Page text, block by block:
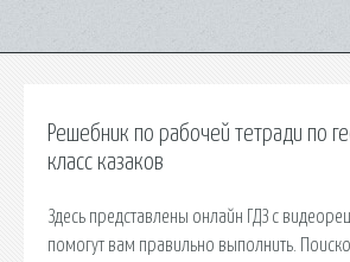
Решебник по рабочей тетради по
класс казаков
Здесь представлены онлайн ГДЗ с
помогут вам правильно выполнить.